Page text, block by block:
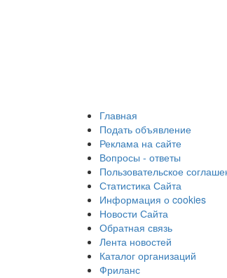
Главная
Подать объявление
Реклама на сайте
Вопросы - ответы
Пользовательское
Статистика Сайта
Информация о cookies
Новости Сайта
Обратная связь
Лента новостей
Каталог организаций
Фриланс